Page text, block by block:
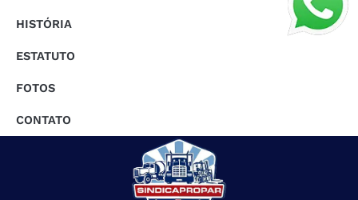
HISTÓRIA
ESTATUTO
FOTOS
CONTATO